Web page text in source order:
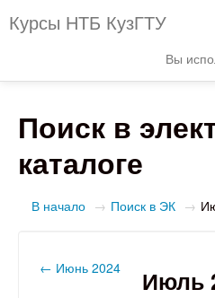
Курсы НТБ КузГТУ
Вы
Электронный каталог
Интерактивная схема
Электронные ресурсы
Поиск в
каталоге
В начало → Поиск в ЭК →
← Июнь 2024 Июль